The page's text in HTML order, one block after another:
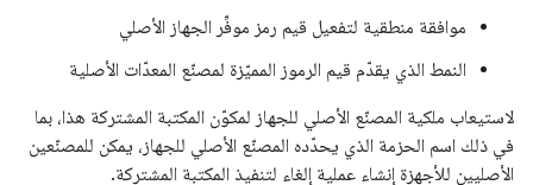
موافقة منطقية لتفعيل قيم رمز موفِّر الجهاز الأصلي
النمط الذي يقدّم قيم الرموز المميّزة لمصنّع المعدّات الأصلية
لاستيعاب ملكية المصنّع الأصلي للجهاز لمكوّن المكتبة المشتركة هذا، بما
في ذلك اسم الحزمة الذي يحدّده المصنّع الأصلي للجهاز، يمكن للمصنّعين
الأصليين للأجهزة إنشاء عملية إلغاء لتنفيذ المكتبة المشتركة.